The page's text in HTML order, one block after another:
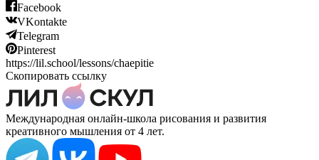
Facebook
VKontakte
Telegram
Pinterest
https://lil.school/lessons/chaepitie
Скопировать ссылку
Международная онлайн-школа рисования и развития
креативного мышления от 4 лет.